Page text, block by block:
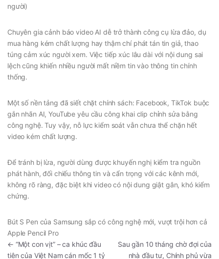
người)
Chuyên gia cảnh báo video AI dễ trở thành công cụ lừa đảo, dụ
mua hàng kém chất lượng hay thậm chí phát tán tin giả, thao
túng cảm xúc người xem. Việc tiếp xúc lâu dài với nội dung sai
lệch cũng khiến nhiều người mất niềm tin vào thông tin chính
thống.
Một số nền tảng đã siết chặt chính sách: Facebook, TikTok buộc
gắn nhãn AI,YouTube yêu cầu công khai clip chỉnh sửa bằng
công nghệ. Tuy vậy, nỗ lực kiểm soát vẫn chưa thể chặn hết
video kém chất lượng.
Để tránh bị lừa, người dùng được khuyến nghị kiểm tra nguồn
phát hành, đối chiếu thông tin và cẩn trọng với các kênh mới,
không rõ ràng, đặc biệt khi video có nội dung giật gân, khó kiểm
chứng.
Bút S Pen của Samsung sắp có công nghệ mới, vượt trội hơn cả
Apple Pencil Pro
← “Một con vịt” – ca khúc đầu
tiên của Việt Nam cán mốc 1 tỷ
Sau gần 10 tháng chờ đợi của
nhà đầu tư, Chính phủ vừa